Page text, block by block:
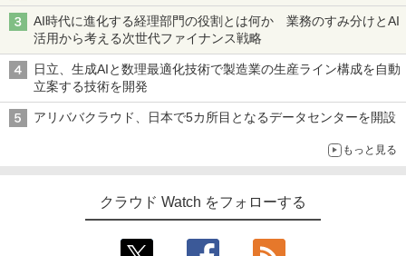
AI時代に進化する経理部門の役割とは何か 業務のすみ分けとAI
活用から考える次世代ファイナンス戦略
日立、生成AIと数理最適化技術で製造業の生産ライン構成を自動
立案する技術を開発
アリババクラウド、日本で5カ所目となるデータセンターを開設
もっと見る
クラウド Watch をフォローする